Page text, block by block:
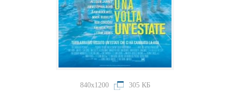
840x1200 305 КБ